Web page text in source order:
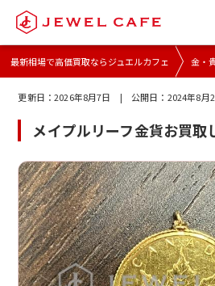
最新相場で高価買取ならジュエルカフェ 金・
更新日：2026年8月7日 | 公開日： 2024年8月
メイプルリーフ金貨お買取